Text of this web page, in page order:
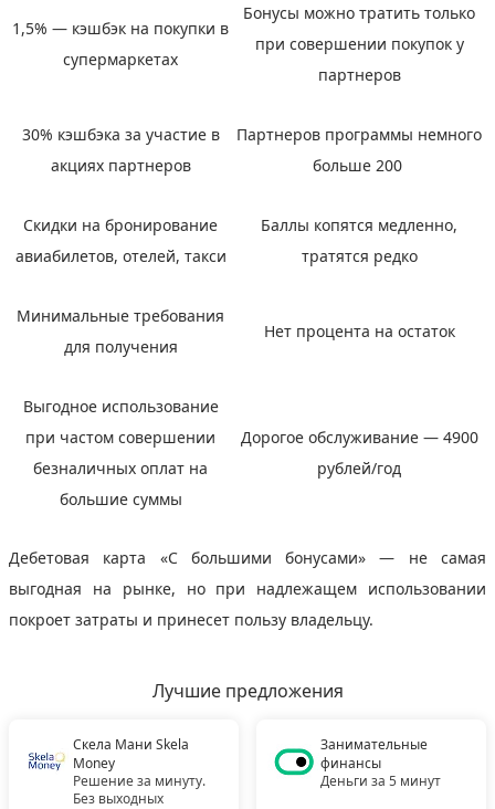
1,5% — кэшбэк на покупки в
супермаркетах
Бонусы можно тратить только
при совершении покупок у
партнеров
30% кэшбэка за участие в
акциях партнеров
Партнеров программы немного
больше 200
Скидки на бронирование
авиабилетов, отелей, такси
Баллы копятся медленно,
тратятся редко
Минимальные требования
для получения
Нет процента на остаток
Выгодное использование
при частом совершении
безналичных оплат на
большие суммы
Дорогое обслуживание — 4900
рублей/год
Дебетовая карта «С большими бонусами» — не самая
выгодная на рынке, но при надлежащем использовании
покроет затраты и принесет пользу владельцу.
Лучшие предложения
Скела Мани Skela
Money
Решение за минуту.
Без выходных
Занимательные
финансы
Деньги за 5 минут